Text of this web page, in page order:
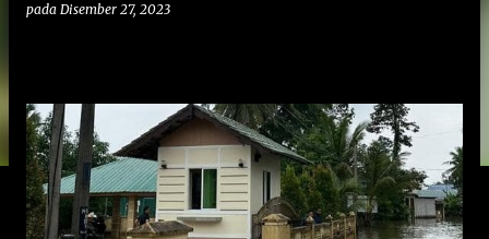
pada Disember 27, 2023